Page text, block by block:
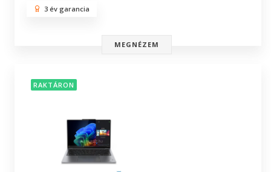
3 év garancia
MEGNÉZEM
RAKTÁRON